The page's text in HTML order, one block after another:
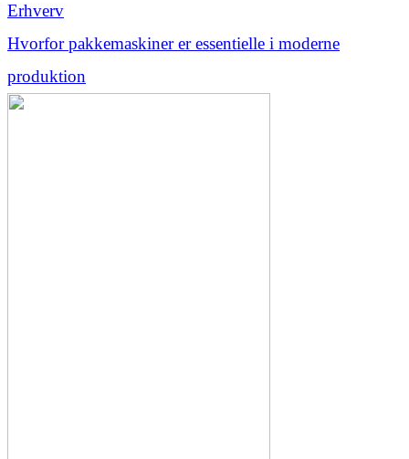
Erhverv
Hvorfor pakkemaskiner er essentielle i moderne
produktion